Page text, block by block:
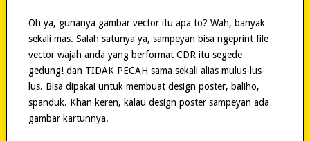
Oh ya, gunanya gambar vector itu apa to? Wah, banyak
sekali mas. Salah satunya ya, sampeyan bisa ngeprint file
vector wajah anda yang berformat CDR itu segede
gedung! dan TIDAK PECAH sama sekali alias mulus-lus-
lus. Bisa dipakai untuk membuat design poster, baliho,
spanduk. Khan keren, kalau design poster sampeyan ada
gambar kartunnya.